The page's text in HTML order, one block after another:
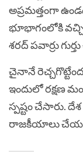
అప్ర‌మ‌త్తంగా
భూభాగంలోకి
శ‌ర‌ద్ ప‌వార్రు
చైనానే
ఇందులో ర‌క్ష‌ణ
స్పష్టం చేసారు.
రాజ‌కీయాలు